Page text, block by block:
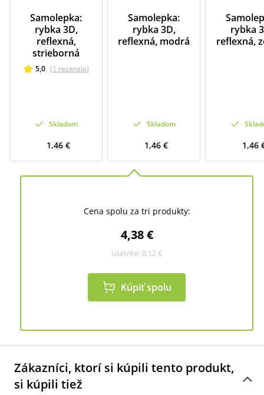
Samolepka:
rybka 3D,
reflexná,
strieborná
5,0 (1 recenzia)
Skladom
1,46 €
Samolepka:
rybka 3D,
reflexná, modrá
Skladom
1,46 €
rybka
reflexná,
1,46
Cena spolu za tri produkty:
4,38 €
ušetríte: 0,12 €
Kúpiť spolu
Zákazníci, ktorí si kúpili tento produkt,
si kúpili tiež